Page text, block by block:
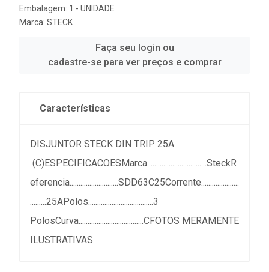
Embalagem: 1 - UNIDADE
Marca: STECK
Faça seu login ou
cadastre-se para ver preços e comprar
Características
DISJUNTOR STECK DIN TRIP. 25A
(C)ESPECIFICACOESMarca.................................SteckR
eferencia...........................SDD63C25Corrente.....................
.........25APolos....................................3
PolosCurva....................................CFOTOS MERAMENTE
ILUSTRATIVAS